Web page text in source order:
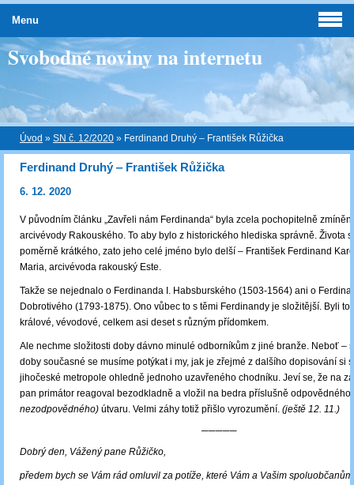
Svobodné noviny na internetu
Úvod » SN č. 12/2020 » Ferdinand Druhý ‒ František Růžička
Ferdinand Druhý ‒ František Růžička
6. 12. 2020
V původním článku „Zavřeli nám Ferdinanda“ byla zcela pochopitelně
arcivévody Rakouského. To aby bylo z historického hlediska správně. Života
poměrně krátkého, zato jeho celé jméno bylo delší – František Ferdinand
Maria, arcivévoda rakouský Este.
Takže se nejednalo o Ferdinanda I. Habsburského (1503-1564) ani o
Dobrotivého (1793-1875). Ono vůbec to s těmi Ferdinandy je složitější. Byli to
králové, vévodové, celkem asi deset s různým přídomkem.
Ale nechme složitosti doby dávno minulé odborníkům z jiné branže. Neboť –
doby současné se musíme potýkat i my, jak je zřejmé z dalšího dopisování si
jihočeské metropole ohledně jednoho uzavřeného chodníku. Jeví se, že na
pan primátor reagoval bezodkladně a vložil na bedra příslušně odpovědného
nezodpovědného) útvaru. Velmi záhy totiž přišlo vyrozumění. (ještě 12. 11.)
─────
Dobrý den, Vážený pane Růžičko,
předem bych se Vám rád omluvil za potíže, které Vám a Vašim
Menu